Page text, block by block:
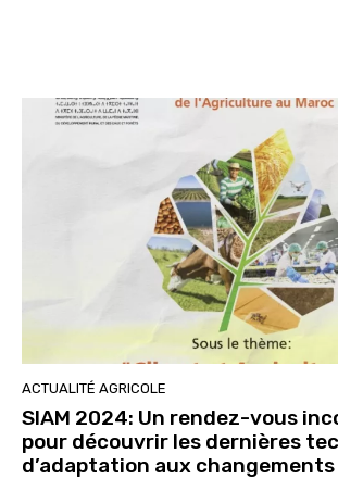
ACTUALITÉ AGRICOLE
SIAM 2024: Un rendez-vous
pour découvrir les dernières
d’adaptation aux